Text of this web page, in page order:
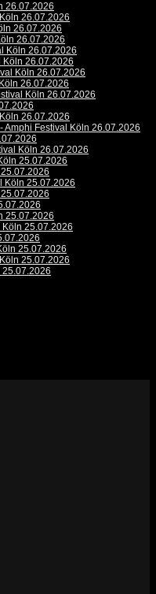
26.07.2026
26.07.2026
26.07.2026
26.07.2026
Köln 26.07.2026
Köln 26.07.2026
Köln 26.07.2026
26.07.2026
Köln 26.07.2026
26.07.2026
Amphi Festival Köln 26.07.2026
Köln 26.07.2026
25.07.2026
Köln 25.07.2026
25.07.2026
Köln 25.07.2026
25.07.2026
25.07.2026
25.07.2026